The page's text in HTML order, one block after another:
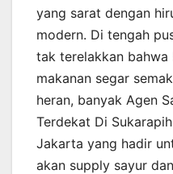
yang sarat dengan
modern. Di tengah
tak terelakkan bahwa
makanan segar
heran, banyak Agen
Terdekat Di
Jakarta yang hadir
akan supply sayur